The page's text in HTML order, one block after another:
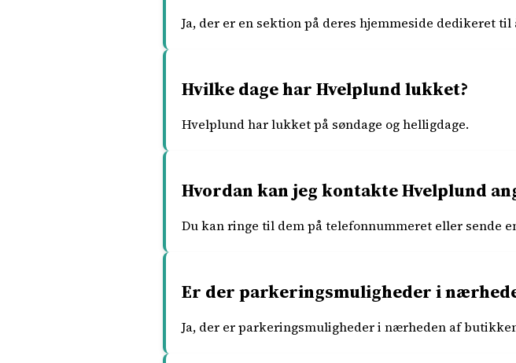
Ja, der er en sektion på deres hjemmeside dedikeret
Hvilke dage har Hvelplund lukket?
Hvelplund har lukket på søndage og helligdage.
Hvordan kan jeg kontakte Hvelplund
Du kan ringe til dem på telefonnummeret eller sende
Er der parkeringsmuligheder i
Ja, der er parkeringsmuligheder i nærheden af